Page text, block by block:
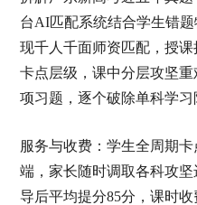
台AI匹配系统结合学生错
现千人千面师资匹配，授
卡点层级，课中分层攻坚
项习题，逐个破除单科学习
服务与收费：学生全周期
端，家长随时调取各科攻
导后平均提分85分，课时